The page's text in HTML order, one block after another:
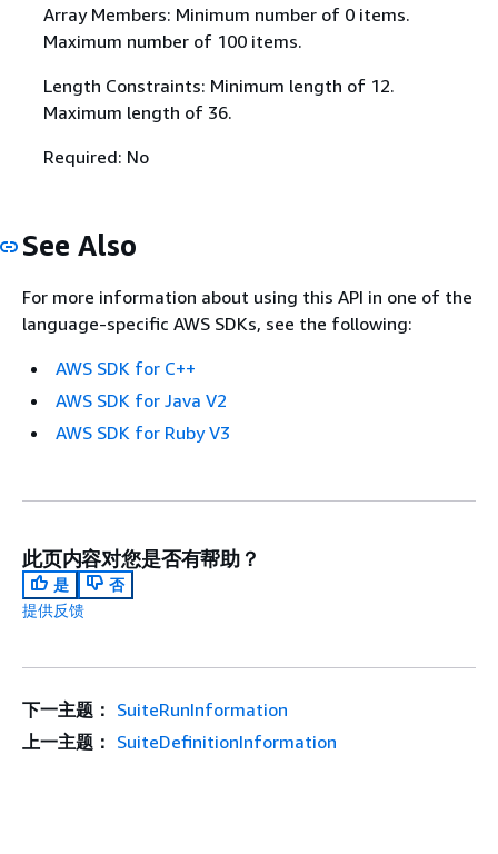
Array Members: Minimum number of 0 items.
Maximum number of 100 items.
Length Constraints: Minimum length of 12.
Maximum length of 36.
Required: No
See Also
For more information about using this API in one of the
language-specific AWS SDKs, see the following:
AWS SDK for C++
AWS SDK for Java V2
AWS SDK for Ruby V3
此页内容对您是否有帮助？
是
否
提供反馈
下一主题： SuiteRunInformation
上一主题： SuiteDefinitionInformation